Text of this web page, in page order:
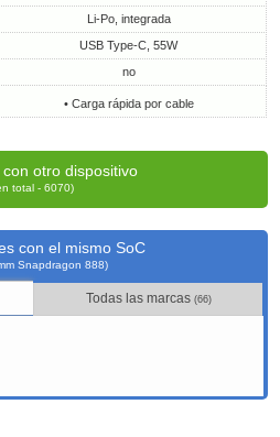
Li-Po, integrada
USB Type-C, 55W
no
• Carga rápida por cable
otro dispositivo
total - 6070)
con el mismo SoC
Snapdragon 888)
Todas las marcas (66)